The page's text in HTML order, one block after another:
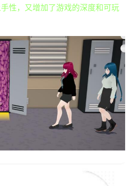
性，又增加了游戏的深度和可玩